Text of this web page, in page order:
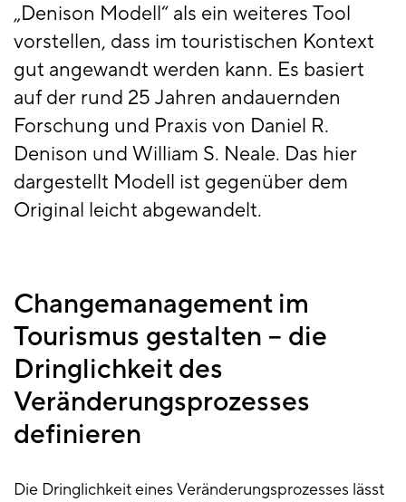
„Denison Modell“ als ein weiteres Tool
vorstellen, dass im touristischen Kontext
gut angewandt werden kann. Es basiert
auf der rund 25 Jahren andauernden
Forschung und Praxis von Daniel R.
Denison und William S. Neale. Das hier
dargestellt Modell ist gegenüber dem
Original leicht abgewandelt.
Changemanagement im
Tourismus gestalten – die
Dringlichkeit des
Veränderungsprozesses
definieren
Die Dringlichkeit eines Veränderungsprozesses lässt